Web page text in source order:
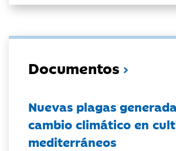
Documentos
Nuevas plagas
cambio climático en
mediterráneos